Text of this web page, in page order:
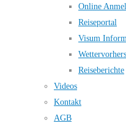
Online
Reiseportal
Visum
Reiseberichte
Videos
Kontakt
AGB